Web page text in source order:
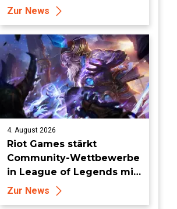
Series X|S erhältlich
Zur News
4. August 2026
Riot Games stärkt
Community-Wettbewerbe
in League of Legends mit
neuen Organized-Play-
Zur News